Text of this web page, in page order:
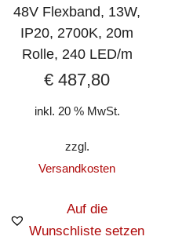
48V Flexband, 13W,
IP20, 2700K, 20m
Rolle, 240 LED/m
€ 487,80
inkl. 20 % MwSt.
zzgl.
Versandkosten
Auf die
Wunschliste setzen